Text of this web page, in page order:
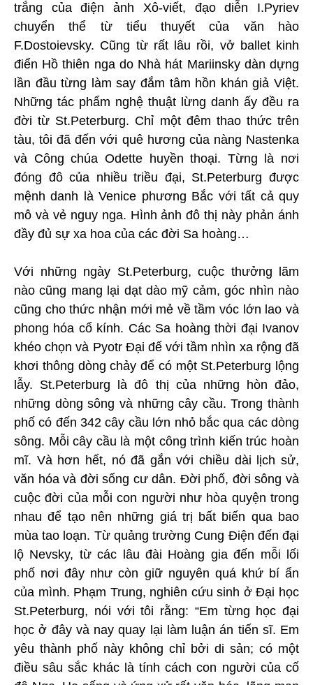
trắng của điện ảnh Xô-viết, đạo diễn I.Pyriev
chuyển thể từ tiểu thuyết của văn hào
F.Dostoievsky. Cũng từ rất lâu rồi, vở ballet kinh
điển Hồ thiên nga do Nhà hát Mariinsky dàn dựng
lần đầu từng làm say đắm tâm hồn khán giả Việt.
Những tác phẩm nghệ thuật lừng danh ấy đều ra
đời từ St.Peterburg. Chỉ một đêm thao thức trên
tàu, tôi đã đến với quê hương của nàng Nastenka
và Công chúa Odette huyền thoại. Từng là nơi
đóng đô của nhiều triều đại, St.Peterburg được
mệnh danh là Venice phương Bắc với tất cả quy
mô và vẻ nguy nga. Hình ảnh đô thị này phản ánh
đầy đủ sự xa hoa của các đời Sa hoàng…
Với những ngày St.Peterburg, cuộc thưởng lãm
nào cũng mang lại dạt dào mỹ cảm, góc nhìn nào
cũng cho thức nhận mới mẻ về tầm vóc lớn lao và
phong hóa cổ kính. Các Sa hoàng thời đại Ivanov
khéo chọn và Pyotr Đại đế với tầm nhìn xa rộng đã
khơi thông dòng chảy để có một St.Peterburg lộng
lẫy. St.Peterburg là đô thị của những hòn đảo,
những dòng sông và những cây cầu. Trong thành
phố có đến 342 cây cầu lớn nhỏ bắc qua các dòng
sông. Mỗi cây cầu là một công trình kiến trúc hoàn
mĩ. Và hơn hết, nó đã gắn với chiều dài lịch sử,
văn hóa và đời sống cư dân. Đời phố, đời sông và
cuộc đời của mỗi con người như hòa quyện trong
nhau để tạo nên những giá trị bất biến qua bao
mùa tao loạn. Từ quảng trường Cung Điện đến đại
lộ Nevsky, từ các lâu đài Hoàng gia đến mỗi lối
phố nơi đây như còn giữ nguyên quá khứ bí ẩn
của mình. Phạm Trung, nghiên cứu sinh ở Đại học
St.Peterburg, nói với tôi rằng: “Em từng học đại
học ở đây và nay quay lại làm luận án tiến sĩ. Em
yêu thành phố này không chỉ bởi di sản; có một
điều sâu sắc khác là tính cách con người của cố